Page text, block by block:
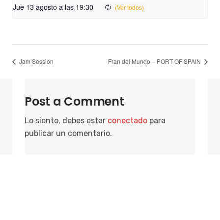
Jue 13 agosto a las 19:30
Jam Session Fran del Mundo – PORT OF SPAIN
Post a Comment
Lo siento, debes estar conectado para
publicar un comentario.